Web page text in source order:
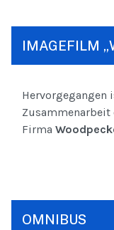
IMAGEFILM
Hervorgegangen
Zusammenarbeit
Firma
OMNIBUS